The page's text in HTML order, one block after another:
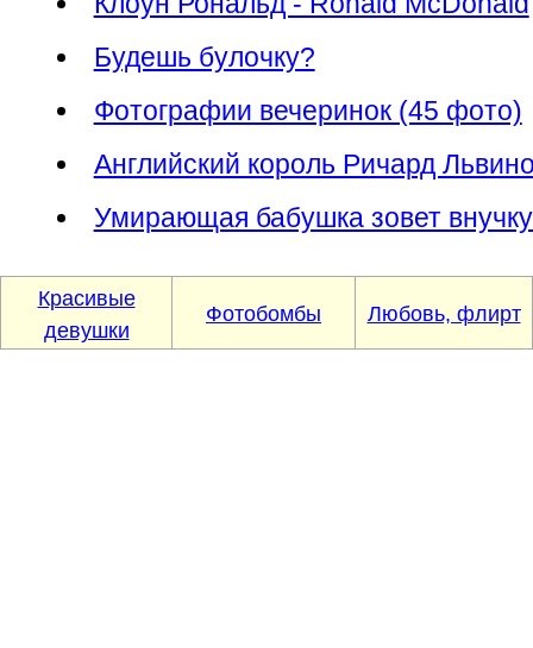
Будешь булочку?
Фотографии вечеринок (45 фото)
Английский король Ричард
Умирающая бабушка зовет
Красивые
девушки
Фотобомбы Любовь, флирт